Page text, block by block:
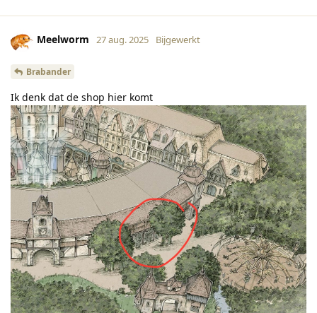
Meelworm 27 aug. 2025 Bijgewerkt
Brabander
Ik denk dat de shop hier komt